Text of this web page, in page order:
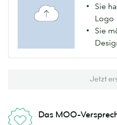
Sie
Logo
Sie
Jetzt
Das MOO-